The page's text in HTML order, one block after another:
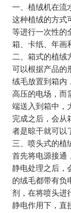
一、植绒机在流
这种植绒的方式
等进行一次性的
箱、卡纸、年画
二、箱式的植绒
可以根据产品的
绒毛放置到箱内
高压的电场，而
端送入到箱中，
完成之后，会从
者是晾干就可以
三、喷头式的植
首先将电源接通
静电处理之后，
的绒毛都带有负
剂，在将喷头进
静电作用下，直